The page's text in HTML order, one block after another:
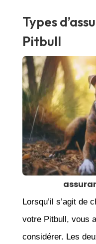
Types
Pitbull
Lorsqu’il s’agit de
votre Pitbull, vous
considérer. Les